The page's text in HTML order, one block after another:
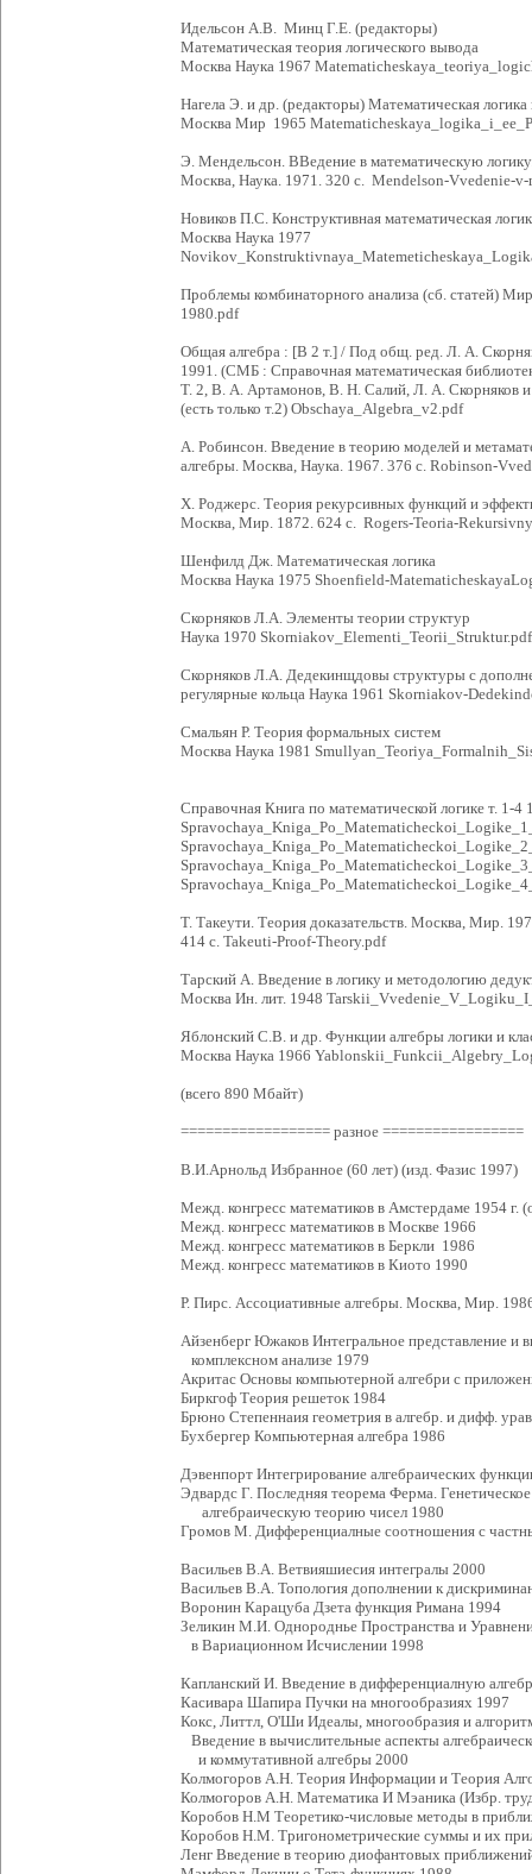
Идельсон А.В. Минц Г.Е. (редакторы)
Математическая теория логического вывода
Москва Наука 1967
Нагела Э. и др. (редакторы) Математическая
Москва Мир 1965
Э. Мендельсон. ВВедение в математическую
Москва, Наука. 1971. 320 с. Mendelson-Vvedenie-
Новиков П.С. Конструктивная математическая
Москва Наука 1977
Проблемы комбинаторного анализа (сб. статей)
1980.pdf
Общая алгебра : [В 2 т.] / Под общ. ред. Л. А.
1991. (СМБ : Справочная математическая
Т. 2, В. А. Артамонов, В. Н. Салий, Л. А. Скорняков
(есть только т.2) Obschaya_Algebra_v2.pdf
А. Робинсон. Введение в теорию моделей и
алгебры. Москва, Наука. 1967. 376 с. Robinson-
Х. Роджерс. Теория рекурсивных функций и
Москва, Мир. 1872. 624 с. Rogers-Teoria-
Шенфилд Дж. Математическая логика
Москва Наука 1975 Shoenfield-
Скорняков Л.А. Элементы теории структур
Наука 1970 Skorniakov_Elementi_Teorii_Struktur.pdf
Скорняков Л.А. Дедекинщдовы структуры с
регулярные кольца Наука 1961 Skorniakov-
Смальян Р. Теория формальных систем
Москва Наука 1981
Справочная Книга по математической логике т. 1-4
Т. Такеути. Теория доказательств. Москва, Мир.
414 с. Takeuti-Proof-Theory.pdf
Тарский А. Введение в логику и методологию
Москва Ин. лит. 1948
Яблонский С.В. и др. Функции алгебры логики и
Москва Наука 1966
(всего 890 Мбайт)
================== разное =================
В.И.Арнольд Избранное (60 лет) (изд. Фазис 1997)
Межд. конгресс математиков в Амстердаме 1954 г.
Межд. конгресс математиков в Москве 1966
Межд. конгресс математиков в Беркли 1986
Межд. конгресс математиков в Киото 1990
Р. Пирс. Ассоциативные алгебры. Москва, Мир.
Айзенберг Южаков Интегральное представление и
комплексном анализе 1979
Акритас Основы компьютерной алгебри с
Биркгоф Теория решеток 1984
Брюно Степеннаия геометрия в алгебр. и дифф.
Бухбергер Компьютерная алгебра 1986
Дэвенпорт Интегрирование алгебраических
Эдвардс Г. Последняя теорема Ферма. Генетическое
алгебраическую теорию чисел 1980
Громов М. Дифференциалные соотношения с
Васильев В.А. Ветвияшиесия интегралы 2000
Васильев В.А. Топология дополнении к
Воронин Карацуба Дзета функция Римана 1994
Зеликин М.И. Однороднье Пространства и
в Вариационном Исчислении 1998
Капланский И. Введение в дифференциалную
Касивара Шапира Пучки на многообразиях 1997
Кокс, Литтл, О'Ши Идеалы, многообразия и
Введение в вычислительные аспекты
и коммутативной алгебры 2000
Колмогоров А.Н. Теория Информации и Теория
Колмогоров А.Н. Математика И Мэаника (Избр.
Коробов Н.М Теоретико-числовые методы в
Коробов Н.М. Тригонометрические суммы и их
Ленг Введение в теорию диофантовых